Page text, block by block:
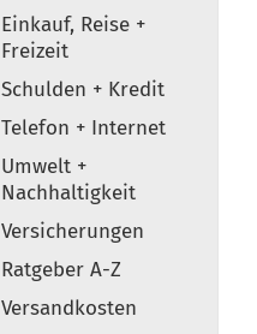
Einkauf, Reise +
Freizeit
Schulden + Kredit
Telefon + Internet
Umwelt +
Nachhaltigkeit
Versicherungen
Ratgeber A-Z
Versandkosten